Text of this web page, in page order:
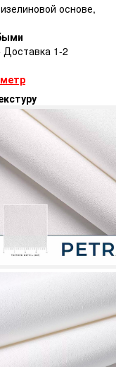
основе,
Доставка 1-2